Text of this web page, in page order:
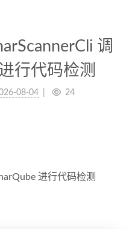
调
行代码检测
08-04 24
进行代码检测